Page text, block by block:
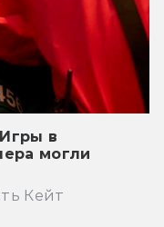
в
могли
Кейт